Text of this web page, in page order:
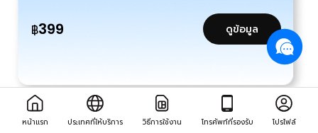
฿399 ดูข้อมูล
หน้าแรก ประเทศที่ให้บริการ วิธีการใช้งาน โทรศัพท์ที่รองรับ โปรไฟล์